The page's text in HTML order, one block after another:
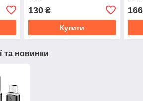
130₴
Купити
166
та новинки